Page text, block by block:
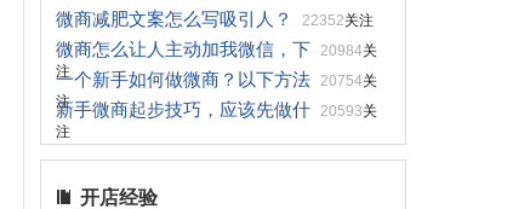
微商减肥文案怎么写吸引人？ 22352关注
微商怎么让人主动加我微信，下 20984关
注
一个新手如何做微商？以下方法 20754关
注
新手微商起步技巧，应该先做什 20593关
注
开店经验